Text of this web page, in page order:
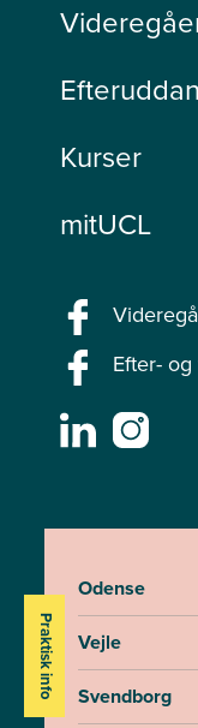
Kurser
mitUCL
Efter-
Praktisk info
Odense
Vejle
Svendborg